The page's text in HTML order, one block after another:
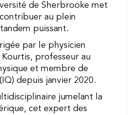
de Sherbrooke met
au plein
puissant.
par le physicien
professeur au
et membre de
depuis janvier 2020.
jumelant la
cet expert des